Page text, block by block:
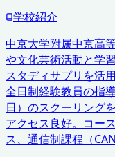
学校紹介
中京大学附属中京高
や文化芸術活動と学
スタディサプリを活
全日制経験教員の指
日）のスクーリング
アクセス良好。コー
ス、通信制課程（CAN